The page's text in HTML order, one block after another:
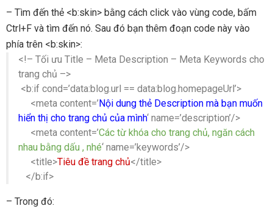
– Tìm đến thẻ <b:skin> bằng cách click vào vùng code, bấm
Ctrl+F và tìm đến nó. Sau đó bạn thêm đoạn code này vào
phía trên <b:skin>:
<!– Tối ưu Title – Meta Description – Meta Keywords cho
trang chủ –>
<b:if cond=’data:blog.url == data:blog.homepageUrl’>
<meta content=’Nội dung thẻ Description mà bạn muốn
hiển thị cho trang chủ của mình‘ name=’description’/>
<meta content=’Các từ khóa cho trang chủ, ngăn cách
nhau bằng dấu , nhé‘ name=’keywords’/>
<title>Tiêu đề trang chủ</title>
</b:if>
– Trong đó: